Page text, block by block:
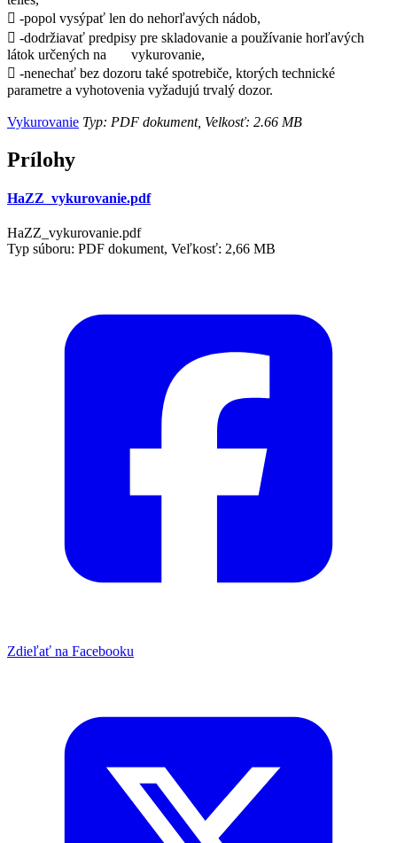
 -popol vysýpať len do nehorľavých nádob,
 -dodržiavať predpisy pre skladovanie a používanie horľavých
látok určených na vykurovanie,
 -nenechať bez dozoru také spotrebiče, ktorých technické
parametre a vyhotovenia vyžadujú trvalý dozor.
Vykurovanie Typ: PDF dokument, Velkosť: 2.66 MB
Prílohy
HaZZ_vykurovanie.pdf
HaZZ_vykurovanie.pdf
Typ súboru: PDF dokument, Veľkosť: 2,66 MB
Zdieľať na Facebooku